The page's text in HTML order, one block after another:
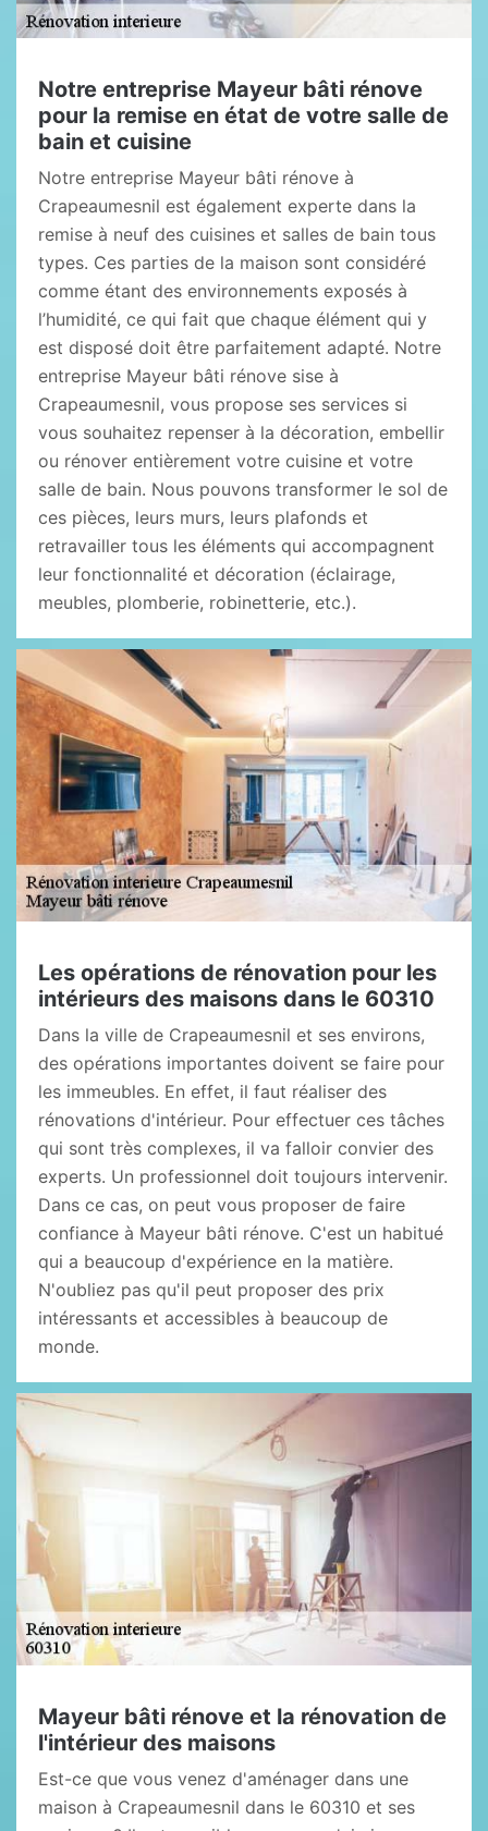
Notre entreprise Mayeur bâti rénove
pour la remise en état de votre salle de
bain et cuisine
Notre entreprise Mayeur bâti rénove à
Crapeaumesnil est également experte dans la
remise à neuf des cuisines et salles de bain tous
types. Ces parties de la maison sont considéré
comme étant des environnements exposés à
l’humidité, ce qui fait que chaque élément qui y
est disposé doit être parfaitement adapté. Notre
entreprise Mayeur bâti rénove sise à
Crapeaumesnil, vous propose ses services si
vous souhaitez repenser à la décoration, embellir
ou rénover entièrement votre cuisine et votre
salle de bain. Nous pouvons transformer le sol de
ces pièces, leurs murs, leurs plafonds et
retravailler tous les éléments qui accompagnent
leur fonctionnalité et décoration (éclairage,
meubles, plomberie, robinetterie, etc.).
Les opérations de rénovation pour les
intérieurs des maisons dans le 60310
Dans la ville de Crapeaumesnil et ses environs,
des opérations importantes doivent se faire pour
les immeubles. En effet, il faut réaliser des
rénovations d'intérieur. Pour effectuer ces tâches
qui sont très complexes, il va falloir convier des
experts. Un professionnel doit toujours intervenir.
Dans ce cas, on peut vous proposer de faire
confiance à Mayeur bâti rénove. C'est un habitué
qui a beaucoup d'expérience en la matière.
N'oubliez pas qu'il peut proposer des prix
intéressants et accessibles à beaucoup de
monde.
Mayeur bâti rénove et la rénovation de
l'intérieur des maisons
Est-ce que vous venez d'aménager dans une
maison à Crapeaumesnil dans le 60310 et ses